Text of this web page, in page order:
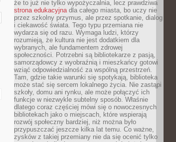
że to już nie tylko wypożyczalnia, lecz prawdziwa
strona edukacyjnadla całego miasta, bo uczy nie
przez szkolny przymus, ale przez spotkanie, dialog
i ciekawość świata. Tego typu przemiana nie
wydarza się od razu. Wymaga ludzi, którzy
rozumieją, że kultura nie jest dodatkiem dla
wybranych, ale fundamentem zdrowej
społeczności. Potrzebni są bibliotekarze z pasją,
samorządowcy z wyobraźnią i mieszkańcy gotowi
wziąć odpowiedzialność za wspólną przestrzeń.
Tam, gdzie takie warunki się spotykają, biblioteka
może stać się sercem lokalnego życia. Nie zastąpi
szkoły, domu ani rynku, ale może połączyć ich
funkcje w niezwykle subtelny sposób. Właśnie
dlatego coraz częściej mówi się o nowoczesnych
bibliotekach jako o miejscach, które wspierają
rozwój społeczny bardziej, niż można było
przypuszczać jeszcze kilka lat temu. Co ważne,
zysków z takiej przemiany nie da się ocenić tylko